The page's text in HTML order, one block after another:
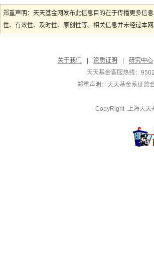
郑重声明：天天基金网发布此信息目的在于传播更多信
性、有效性、及时性、原创性等。相关信息并未经过本
关于我们
资质证明 研究中心
天天基金客服热线：
郑重声明： 天天基金系证监
CopyRight 上海天